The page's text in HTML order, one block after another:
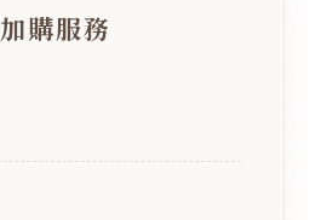
加購服務